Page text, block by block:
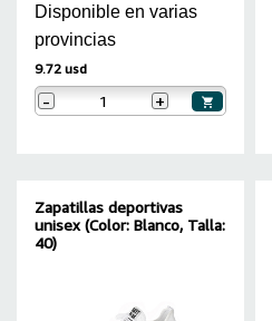
Disponible en varias
provincias
9.72 usd
- +
Zapatillas deportivas
unisex (Color: Blanco, Talla:
40)